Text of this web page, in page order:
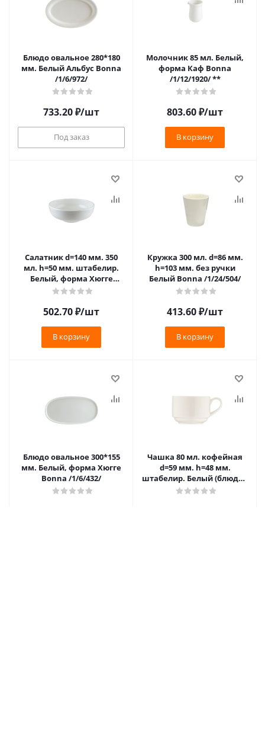
Блюдо овальное 280*180
мм. Белый Альбус Bonna
/1/6/972/
733.20₽/шт
Под заказ
Молочник 85 мл. Белый,
форма Каф Bonna
/1/12/1920/ **
803.60₽/шт
В корзину
Салатник d=140 мм. 350
мл. h=50 мм. штабелир.
Белый, форма Хюгге
Bonna /1/12/732/
502.70₽/шт
В корзину
Кружка 300 мл. d=86 мм.
h=103 мм. без ручки
Белый Bonna /1/24/504/
413.60₽/шт
В корзину
Блюдо овальное 300*155
мм. Белый, форма Хюгге
Bonna /1/6/432/
Чашка 80 мл. кофейная
d=59 мм. h=48 мм.
штабелир. Белый (блюдце
62704,52381),форма